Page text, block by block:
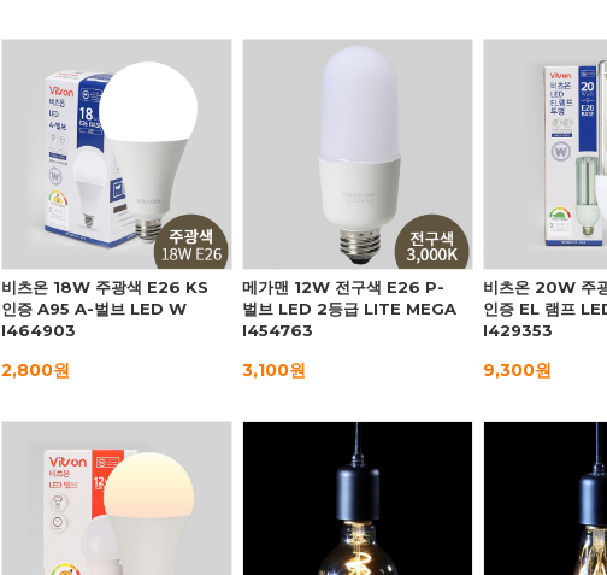
비츠온 18W 주광색 E26 KS
인증 A95 A-벌브 LED W
I464903
2,800원
메가맨 12W 전구색 E26 P-
벌브 LED 2등급 LITE MEGA
I454763
3,100원
비츠온 20W 주
인증 EL 램프
I429353
9,300원